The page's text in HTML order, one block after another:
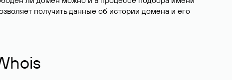
получить данные об истории домена и его